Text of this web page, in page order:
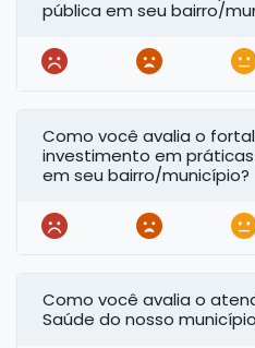
pública em seu bairro/
Como você avalia o
investimento em
em seu bairro/município?
Como você avalia o
Saúde do nosso